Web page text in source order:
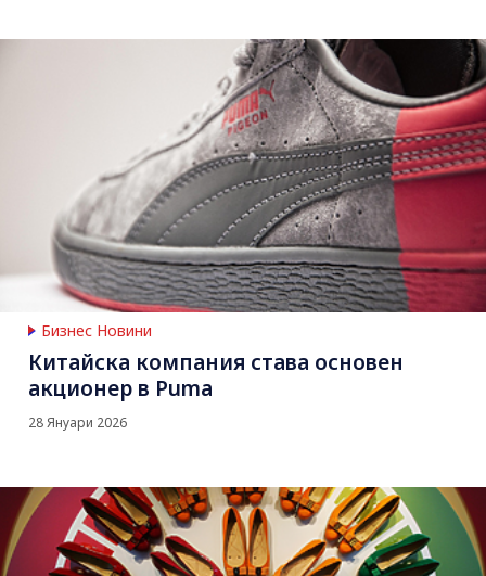
Бизнес Новини
Китайска компания става основен
акционер в Puma
28 Януари 2026